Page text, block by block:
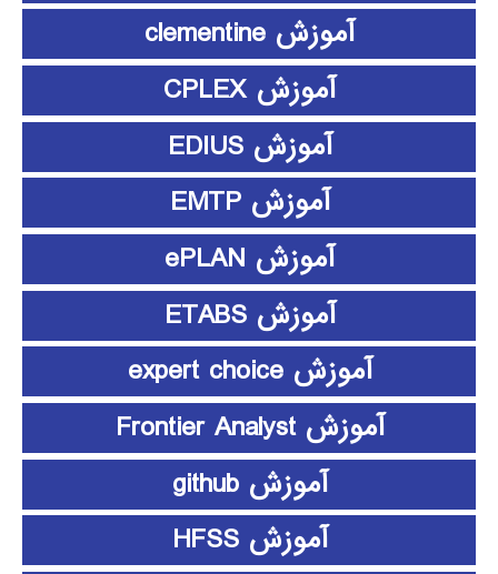
آموزش clementine
آموزش CPLEX
آموزش EDIUS
آموزش EMTP
آموزش ePLAN
آموزش ETABS
آموزش expert choice
آموزش Frontier Analyst
آموزش github
آموزش HFSS